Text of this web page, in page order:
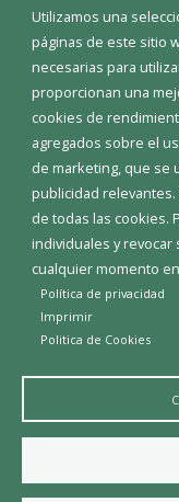
Utilizamos una
páginas de este sitio
necesarias para
proporcionan una
cookies de
agregados sobre el
de marketing, que se
publicidad relevantes.
de todas las cookies.
individuales y
cualquier momento
Política de privacidad
Imprimir
Politica de Cookies